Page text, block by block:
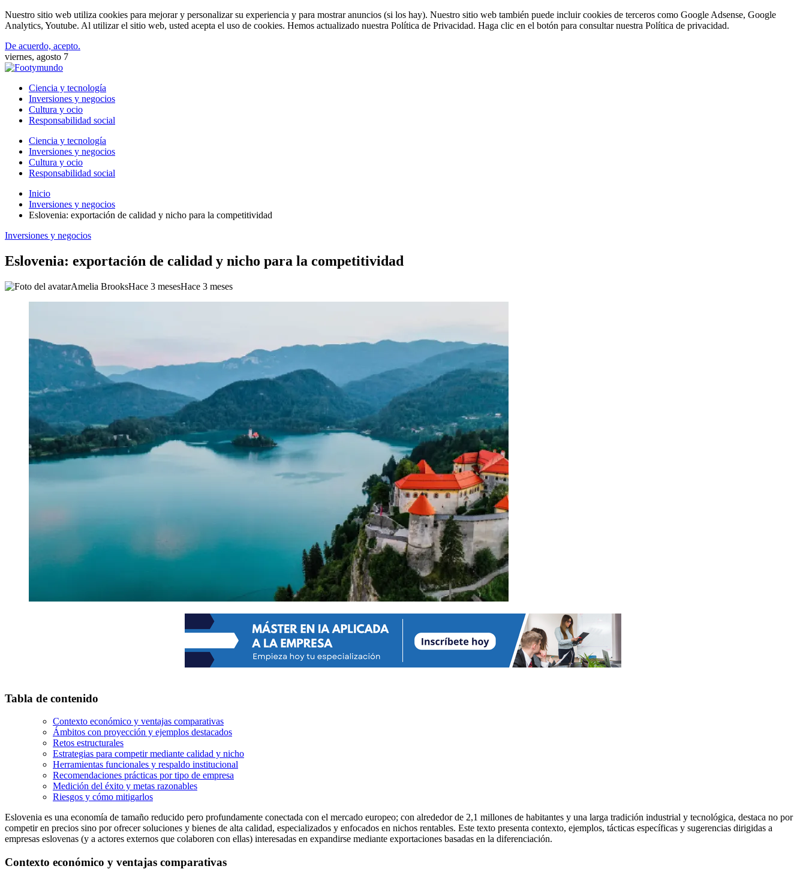
Nuestro sitio web utiliza cookies para mejorar y personalizar su experiencia y para mostrar anuncios (si los hay). Nuestro sitio web también puede incluir cookies de terceros como Google Adsense, Google
Analytics, Youtube. Al utilizar el sitio web, usted acepta el uso de cookies. Hemos actualizado nuestra Política de Privacidad. Haga clic en el botón para consultar nuestra Política de privacidad.
De acuerdo, acepto.
viernes, agosto 7
Ciencia y tecnología
Inversiones y negocios
Cultura y ocio
Responsabilidad social
Ciencia y tecnología
Inversiones y negocios
Cultura y ocio
Responsabilidad social
Inicio
Inversiones y negocios
Eslovenia: exportación de calidad y nicho para la competitividad
Inversiones y negocios
Eslovenia: exportación de calidad y nicho para la competitividad
Amelia BrooksHace 3 mesesHace 3 meses
Tabla de contenido
Contexto económico y ventajas comparativas
Ámbitos con proyección y ejemplos destacados
Retos estructurales
Estrategias para competir mediante calidad y nicho
Herramientas funcionales y respaldo institucional
Recomendaciones prácticas por tipo de empresa
Medición del éxito y metas razonables
Riesgos y cómo mitigarlos
Eslovenia es una economía de tamaño reducido pero profundamente conectada con el mercado europeo; con alrededor de 2,1 millones de habitantes y una larga tradición industrial y tecnológica, destaca no por
competir en precios sino por ofrecer soluciones y bienes de alta calidad, especializados y enfocados en nichos rentables. Este texto presenta contexto, ejemplos, tácticas específicas y sugerencias dirigidas a
empresas eslovenas (y a actores externos que colaboren con ellas) interesadas en expandirse mediante exportaciones basadas en la diferenciación.
Contexto económico y ventajas comparativas